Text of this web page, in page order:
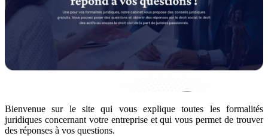
Bienvenue sur le site qui vous explique toutes les formalités
juridiques concernant votre entreprise et qui vous permet de trouver
des réponses à vos questions.